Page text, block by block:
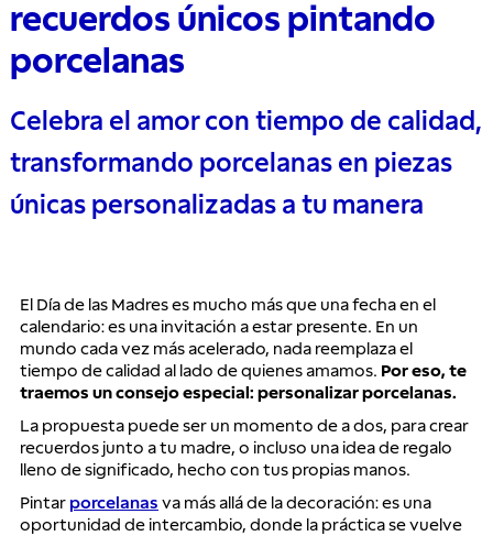
recuerdos únicos pintando
porcelanas
Celebra el amor con tiempo de calidad,
transformando porcelanas en piezas
únicas personalizadas a tu manera
El Día de las Madres es mucho más que una fecha en el
calendario: es una invitación a estar presente. En un
mundo cada vez más acelerado, nada reemplaza el
tiempo de calidad al lado de quienes amamos. Por eso, te
traemos un consejo especial: personalizar porcelanas.
La propuesta puede ser un momento de a dos, para crear
recuerdos junto a tu madre, o incluso una idea de regalo
lleno de significado, hecho con tus propias manos.
Pintar porcelanas va más allá de la decoración: es una
oportunidad de intercambio, donde la práctica se vuelve